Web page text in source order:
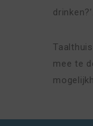
drinken?’.
mee te